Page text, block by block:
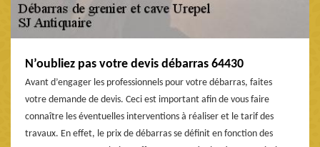
N’oubliez pas votre devis débarras 64430
Avant d’engager les professionnels pour votre débarras, faites
votre demande de devis. Ceci est important afin de vous faire
connaître les éventuelles interventions à réaliser et le tarif des
travaux. En effet, le prix de débarras se définit en fonction des